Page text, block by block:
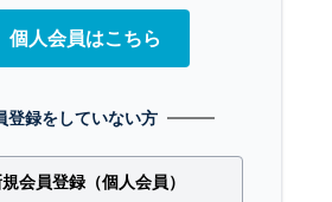
個人会員はこちら
登録をしていない方
会員登録（個人会員）